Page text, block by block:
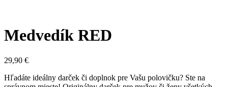
Medvedík RED
29,90 €
Hľadáte ideálny darček či doplnok pre Vašu polovičku? Ste na